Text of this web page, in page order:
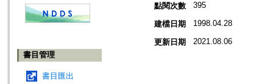
書目管理
書目匯出
點閱次數
395
建檔日期 1998.04.28
更新日期 2021.08.06